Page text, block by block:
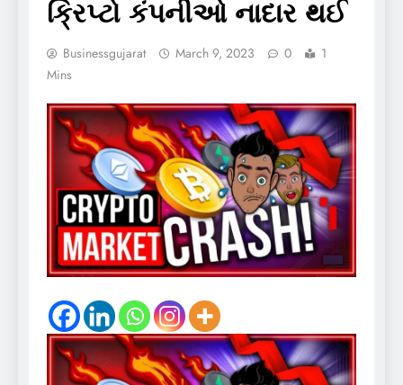
ક્રિપ્ટો કંપનીઓ નાદાર થઈ
Businessgujarat March 9, 2023 0
1
Mins